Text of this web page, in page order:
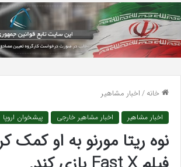
خانه/اخبار مشاهیر
اخبار مشاهیر اخبار مشاهیر خارجی پیشخوان اروپا
نوه ریتا مورنو به او کمک